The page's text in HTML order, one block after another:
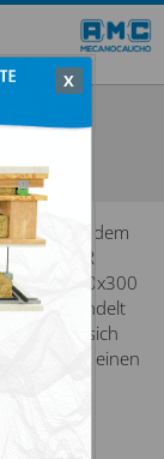
X
Bei dem
TSR
300x300
handelt
es sich
um einen